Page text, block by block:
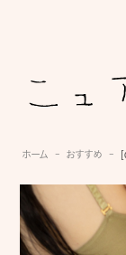
ホーム おすすめ